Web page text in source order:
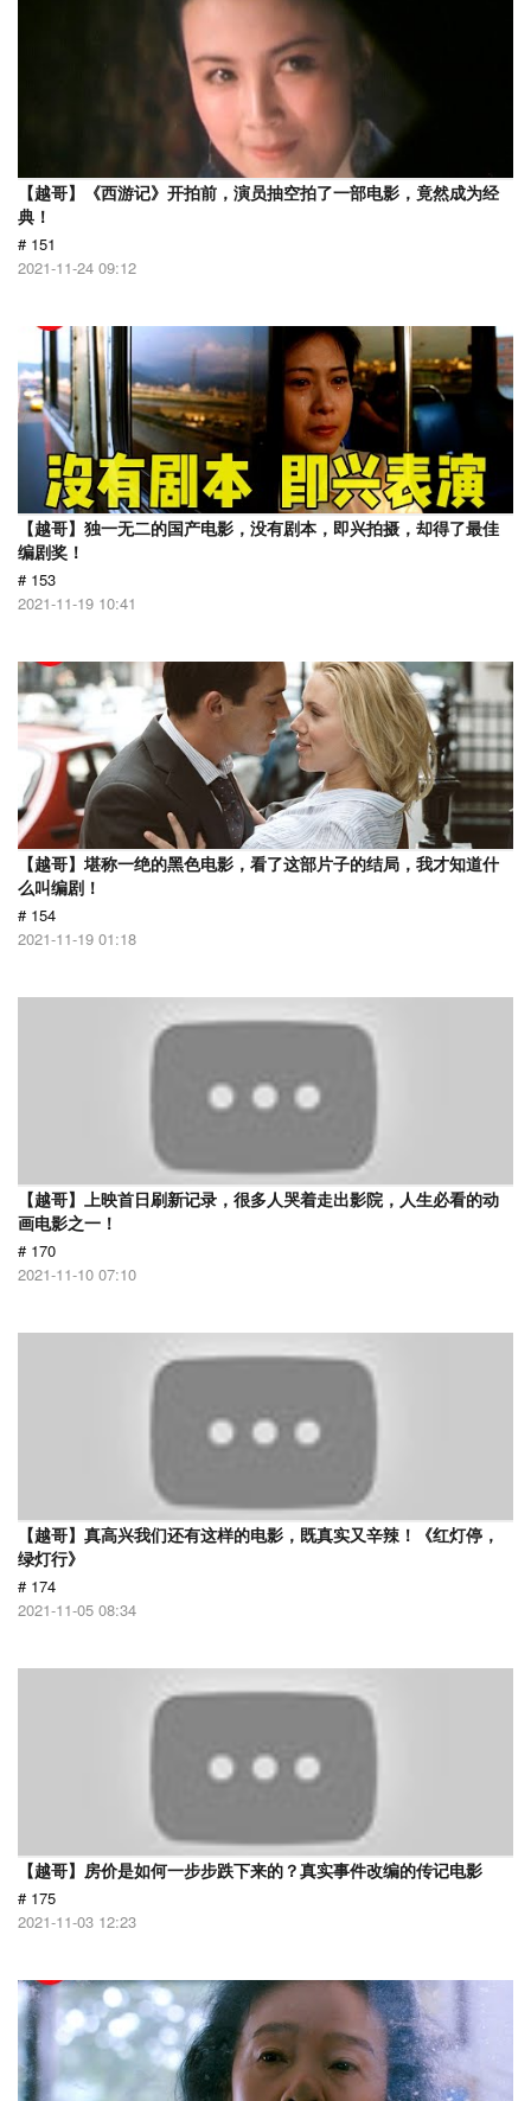
【越哥】《西游记》开拍前，演员抽空拍了一部电影，竟然成为经
典！
# 151
2021-11-24 09:12
【越哥】独一无二的国产电影，没有剧本，即兴拍摄，却得了最佳
编剧奖！
# 153
2021-11-19 10:41
【越哥】堪称一绝的黑色电影，看了这部片子的结局，我才知道什
么叫编剧！
# 154
2021-11-19 01:18
【越哥】上映首日刷新记录，很多人哭着走出影院，人生必看的动
画电影之一！
# 170
2021-11-10 07:10
【越哥】真高兴我们还有这样的电影，既真实又辛辣！《红灯停，
绿灯行》
# 174
2021-11-05 08:34
【越哥】房价是如何一步步跌下来的？真实事件改编的传记电影
# 175
2021-11-03 12:23